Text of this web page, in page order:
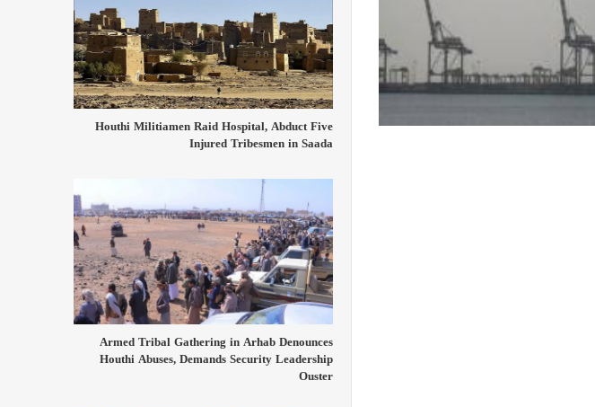
Houthi Militiamen Raid Hospital, Abduct Five
Injured Tribesmen in Saada
Armed Tribal Gathering in Arhab Denounces
Houthi Abuses, Demands Security Leadership
Ouster